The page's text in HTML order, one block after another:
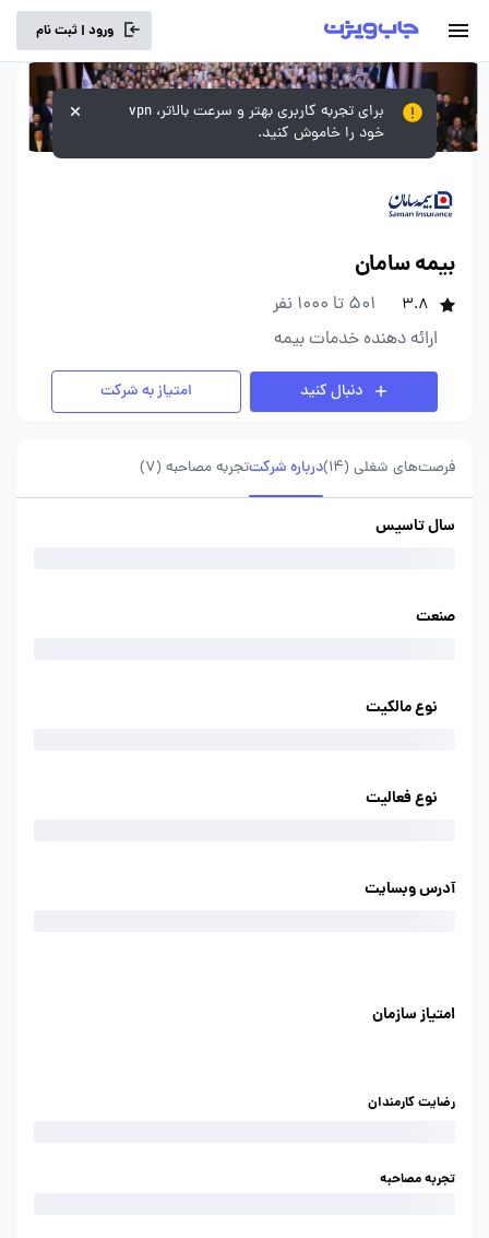
ورود | ثبت نام
بیمه سامان
3.8
501 تا 1000 نفر
ارائه دهنده خدمات بیمه
دنبال کنید امتیاز به شرکت
فرصت‌های شغلی (14) درباره شرکتتجربه مصاحبه (7)
سال تاسیس
صنعت
نوع مالکیت
نوع فعالیت
آدرس وبسایت
امتیاز سازمان
رضایت کارمندان
تجربه مصاحبه
برای تجربه کاربری بهتر و سرعت بالاتر، vpn
خود را خاموش کنید.